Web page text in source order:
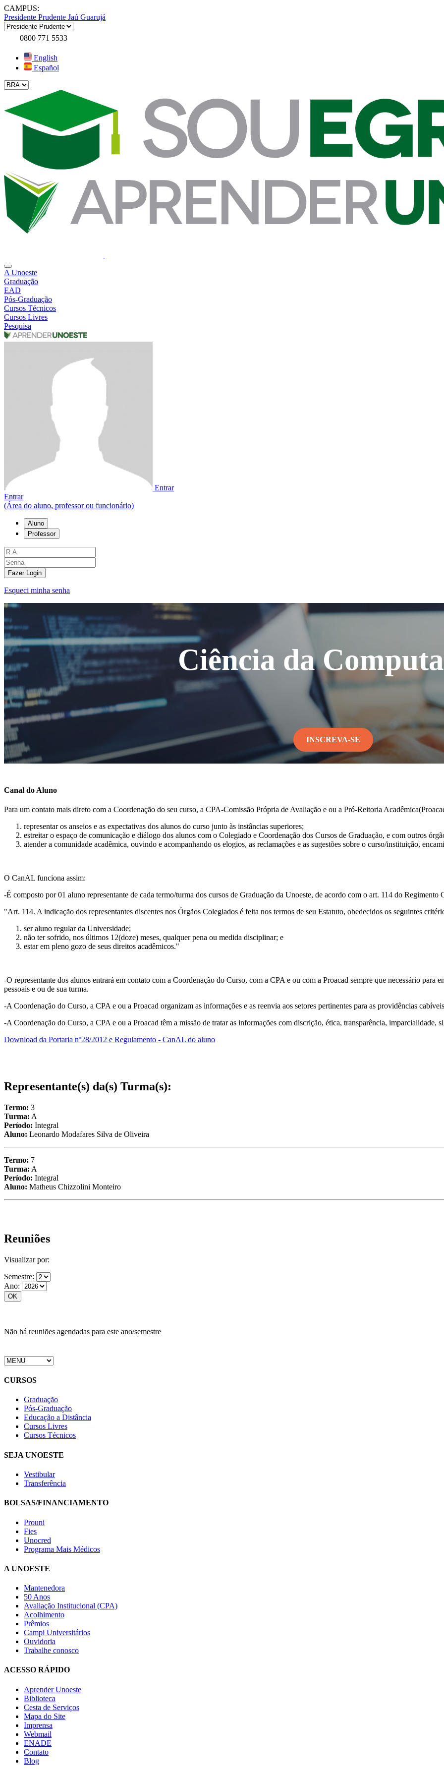
CAMPUS:
Presidente Prudente Jaú Guarujá
0800 771 5533
English
Español
A Unoeste
Graduação
EAD
Pós-Graduação
Cursos Técnicos
Cursos Livres
Pesquisa
Entrar
Entrar
(Área do aluno, professor ou funcionário)
Aluno
Professor
Fazer Login
Esqueci minha senha
Ciência da
INSCREVA-SE
Canal do Aluno
Para um contato mais direto com a Coordenação do seu curso, a CPA-Comissão Própria de Avaliação e ou a Pró-Reitoria
representar os anseios e as expectativas dos alunos do curso junto às instâncias superiores;
estreitar o espaço de comunicação e diálogo dos alunos com o Colegiado e Coordenação dos Cursos de Graduação, e com outros
atender a comunidade acadêmica, ouvindo e acompanhando os elogios, as reclamações e as sugestões sobre o curso/instituição,
O CanAL funciona assim:
-É composto por 01 aluno representante de cada termo/turma dos cursos de Graduação da Unoeste, de acordo com o art. 114 do Regimento
"Art. 114. A indicação dos representantes discentes nos Órgãos Colegiados é feita nos termos de seu Estatuto, obedecidos os seguintes
ser aluno regular da Universidade;
não ter sofrido, nos últimos 12(doze) meses, qualquer pena ou medida disciplinar; e
estar em pleno gozo de seus direitos acadêmicos."
-O representante dos alunos entrará em contato com a Coordenação do Curso, com a CPA e ou com a Proacad sempre que necessário para
pessoais e ou de sua turma.
-A Coordenação do Curso, a CPA e ou a Proacad organizam as informações e as reenvia aos setores pertinentes para as providências
-A Coordenação do Curso, a CPA e ou a Proacad têm a missão de tratar as informações com discrição, ética, transparência, imparcialidade,
Download da Portaria nº28/2012 e Regulamento - CanAL do aluno
Representante(s) da(s) Turma(s):
Termo: 3
Turma: A
Período: Integral
Aluno: Leonardo Modafares Silva de Oliveira
Termo: 7
Turma: A
Período: Integral
Aluno: Matheus Chizzolini Monteiro
Reuniões
Visualizar por:
Semestre:
Ano:
Não há reuniões agendadas para este ano/semestre
CURSOS
Graduação
Pós-Graduação
Educação a Distância
Cursos Livres
Cursos Técnicos
SEJA UNOESTE
Vestibular
Transferência
BOLSAS/FINANCIAMENTO
Prouni
Fies
Unocred
Programa Mais Médicos
A UNOESTE
Mantenedora
50 Anos
Avaliação Institucional (CPA)
Acolhimento
Prêmios
Campi Universitários
Ouvidoria
Trabalhe conosco
ACESSO RÁPIDO
Aprender Unoeste
Biblioteca
Cesta de Serviços
Mapa do Site
Imprensa
Webmail
ENADE
Contato
Blog